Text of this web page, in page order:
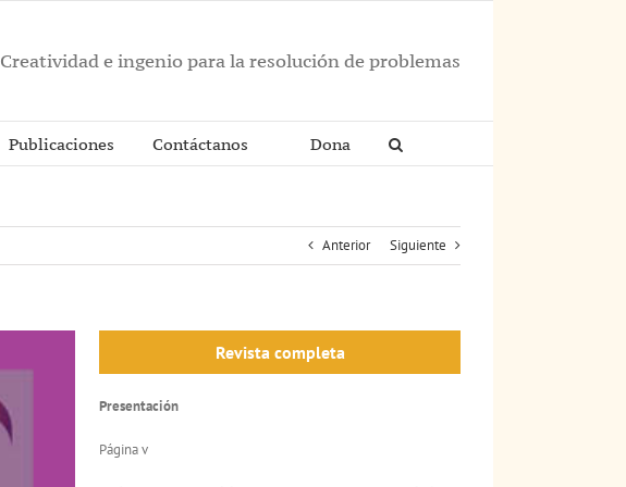
Creatividad e ingenio para la resolución de problemas
Publicaciones Contáctanos Dona
Anterior Siguiente
Revista completa
Presentación
Página v